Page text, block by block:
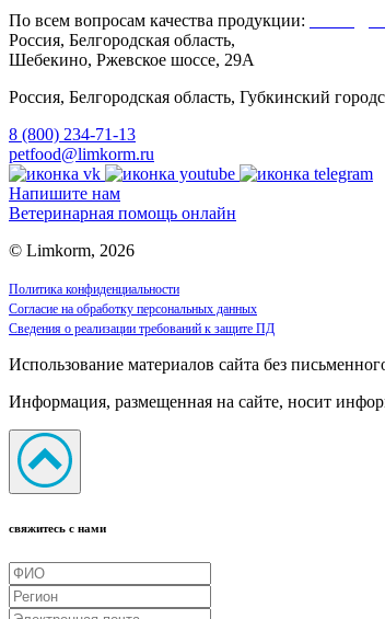
По всем вопросам качества продукции:
Россия, Белгородская область,
Шебекино, Ржевское шоссе, 29А
Россия, Белгородская область, Губкинский
8 (800) 234-71-13
petfood@limkorm.ru
Напишите нам
Ветеринарная помощь онлайн
© Limkorm, 2026
Политика конфиденциальности
Согласие на обработку персональных данных
Сведения о реализации требований к защите ПД
Использование материалов сайта без
Информация, размещенная на сайте, носит
свяжитесь с нами